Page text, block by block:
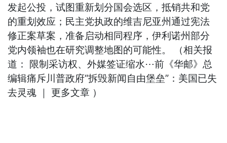
发起公投，试图重新划分国会选区，抵销共和党
的重划效应；民主党执政的维吉尼亚州通过宪法
修正案草案，准备启动相同程序，伊利诺州部分
党内领袖也在研究调整地图的可能性。 （相关报
道： 限制采访权、外媒签证缩水⋯前《华邮》总
编辑痛斥川普政府“拆毁新闻自由堡垒”：美国已失
去灵魂 ｜ 更多文章 ）